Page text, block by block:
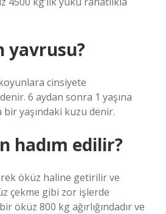
yavrusu?
cinsiyete
6 aydan sonra 1 yaşına
yaşındaki kuzu denir.
hadım edilir?
öküz haline getirilir ve
çekme gibi zor işlerde
öküz 800 kg ağırlığındadır ve